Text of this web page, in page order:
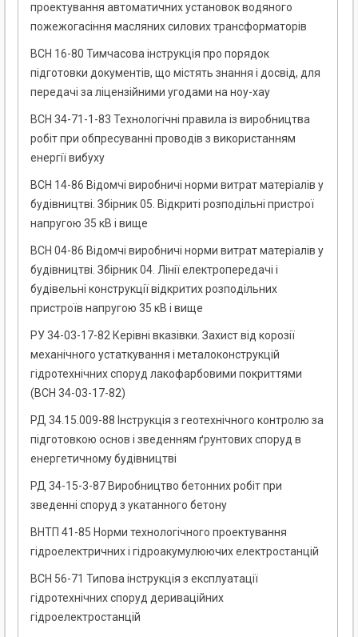
проектування автоматичних установок водяного
пожежогасіння масляних силових трансформаторів
ВСН 16-80 Тимчасова інструкція про порядок
підготовки документів, що містять знання і досвід, для
передачі за ліцензійними угодами на ноу-хау
ВСН 34-71-1-83 Технологічні правила із виробництва
робіт при обпресуванні проводів з використанням
енергії вибуху
ВСН 14-86 Відомчі виробничі норми витрат матеріалів у
будівництві. Збірник 05. Відкриті розподільні пристрої
напругою 35 кВ і вище
ВСН 04-86 Відомчі виробничі норми витрат матеріалів у
будівництві. Збірник 04. Лінії електропередачі і
будівельні конструкції відкритих розподільних
пристроїв напругою 35 кВ і вище
РУ 34-03-17-82 Керівні вказівки. Захист від корозії
механічного устаткування і металоконструкцій
гідротехнічних споруд лакофарбовими покриттями
(ВСН 34-03-17-82)
РД 34.15.009-88 Інструкція з геотехнічного контролю за
підготовкою основ і зведенням ґрунтових споруд в
енергетичному будівництві
РД 34-15-3-87 Виробництво бетонних робіт при
зведенні споруд з укатанного бетону
ВНТП 41-85 Норми технологічного проектування
гідроелектричних і гідроакумулюючих електростанцій
ВСН 56-71 Типова інструкція з експлуатації
гідротехнічних споруд дериваційних
гідроелектростанцій